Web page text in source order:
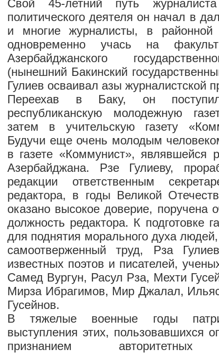
Свой 45-летний путь
политического деятеля он начал в
и многие журналисты, в районной
одновременно учась на
Азербайджанского
(нынешний Бакинский
Гулиев осваивал азы журналистской
Переехав в Баку, он
республиканскую молодежную
затем в учительскую газету
Будучи еще очень молодым
в газете «Коммунист», являвшейся
Азербайджана. Рзе Гулиеву,
редакции ответственным
редактора, в годы Великой
оказано высокое доверие, поручена
должность редактора. К подготовке
для поднятия морального духа
самоотверженный труд, Рза
известных поэтов и писателей,
Самед Вургун, Расул Рза, Мехти
Мирза Ибрагимов, Мир Джалал,
Гусейнов.
В тяжелые военные годы
выступления этих, пользовавшихся
признанием авторитетных